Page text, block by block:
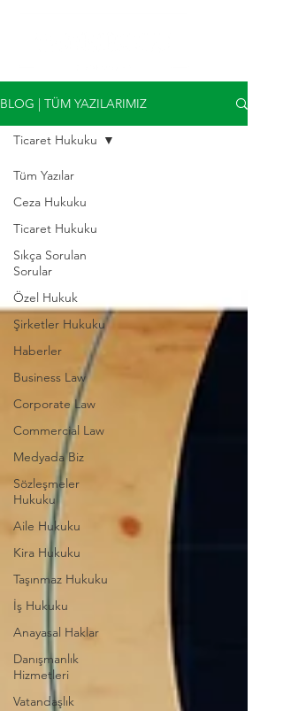
BLOG | TÜM YAZILARIMIZ
Tüm Yazılar
Ceza Hukuku
Ticaret Hukuku
Sıkça Sorulan
Sorular
Özel Hukuk
Şirketler Hukuku
Haberler
Business Law
Corporate Law
Commercial Law
Medyada Biz
Sözleşmeler
Hukuku
Aile Hukuku
Kira Hukuku
Taşınmaz Hukuku
İş Hukuku
Anayasal Haklar
Danışmanlık
Hizmetleri
Vatandaşlık
Ticaret Hukuku